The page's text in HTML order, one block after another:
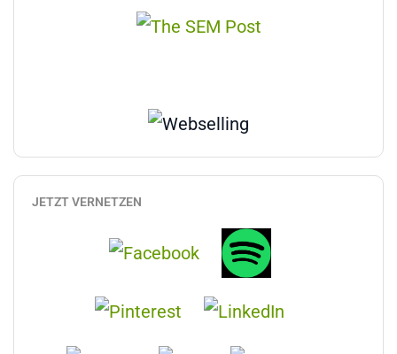
JETZT VERNETZEN